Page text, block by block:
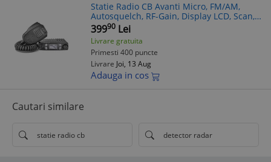
Statie Radio CB Avanti Micro, FM/AM,
Autosquelch, RF-Gain, Display LCD, Scan,
Canale Urgenta 9-19, Microfon UP/DN
39990 Lei
Livrare gratuita
Primesti 400 puncte
Livrare Joi, 13 Aug
Adauga in cos
Cautari similare
statie radio cb detector radar